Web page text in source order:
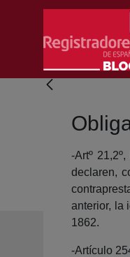
Skip to Main Content
-Artº
declaren,
anterior, la
1862.
-Artículo